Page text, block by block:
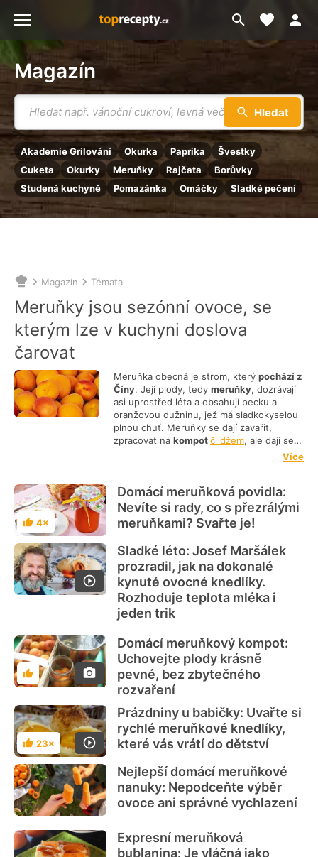
Magazín
Vyhledávání
Hledat
Akademie Grilování Okurka Paprika
Švestky
Cuketa
Okurky Meruňky Rajčata
Borůvky
Studená kuchyně
Pomazánka Omáčky Sladké pečení
Přejít
Moje
Nacházíte
se
zde:
Magazín Témata
Meruňky jsou sezónní ovoce, se
kterým lze v kuchyni doslova
čarovat
Meruňka obecná je strom, který pochází z
Číny. Její plody, tedy meruňky, dozrávají
asi uprostřed léta a obsahují pecku a
oranžovou dužninu, jež má sladkokyselou
plnou chuť. Meruňky se dají zavařit,
zpracovat na kompotči džem, ale dají se
jsou nakyslé, a proto jsouosvěžujícía v
horkém létě se po nich jen zapráší.
Vynikající jsou napříkladlehoučké
piškotové řezynebonepečený dort
plněné ovocné knedlíky.
Více
Hodnocení
4×
Domácí meruňková povidla:
Nevíte si rady, co s přezrálými
meruňkami? Svařte je!
Sladké léto: Josef Maršálek
prozradil, jak na dokonalé
kynuté ovocné knedlíky.
Rozhoduje teplota mléka i
jeden trik
Hodnocení
Domácí meruňkový kompot:
Uchovejte plody krásně
pevné, bez zbytečného
rozvaření
Hodnocení
23×
Prázdniny u babičky: Uvařte si
rychlé meruňkové knedlíky,
které vás vrátí do dětství
Nejlepší domácí meruňkové
nanuky: Nepodceňte výběr
ovoce ani správné vychlazení
Expresní meruňková
bublanina: Je vláčná jako